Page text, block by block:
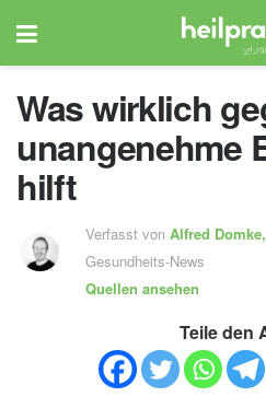
Was wirklich
unangenehme
hilft
Verfasst vonAlfred Domke,
Gesundheits-News
Quellen ansehen
Teile den